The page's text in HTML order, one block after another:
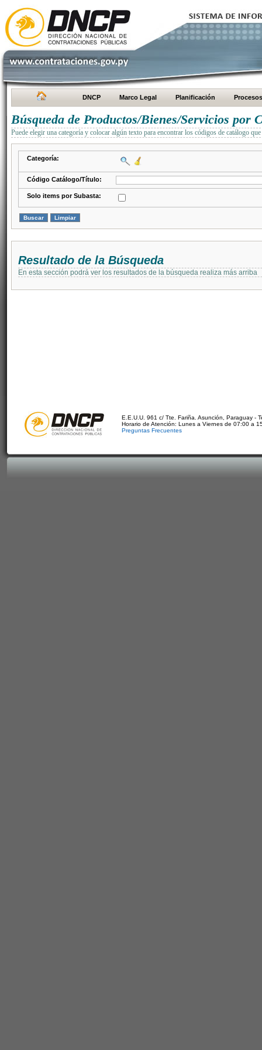
DNCP Marco Legal Planificación Procesos
Búsqueda de Productos/Bienes/Servicios por
Puede elegir una categoría y colocar algún texto para encontrar los códigos de catálogo
Categoría:
Código Catálogo/Título:
Solo items por Subasta:
Resultado de la Búsqueda
En esta sección podrá ver los resultados de la búsqueda realiza más arriba
E.E.U.U. 961 c/ Tte. Fariña. Asunción, Paraguay -
Horario de Atención: Lunes a Viernes de 07:00 a
Preguntas Frecuentes